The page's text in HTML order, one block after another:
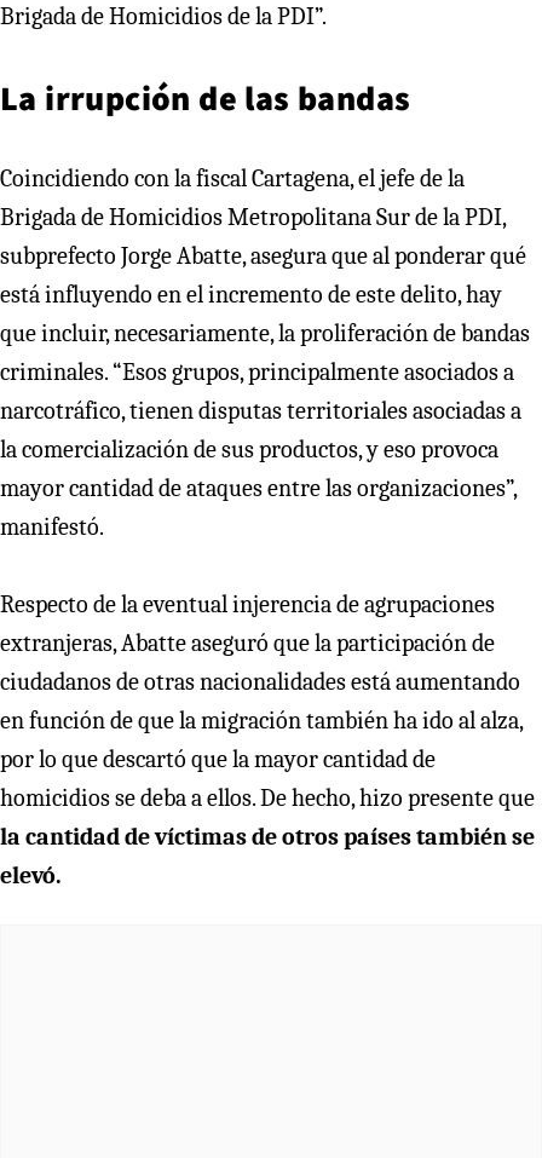
Brigada de Homicidios de la PDI”.
La irrupción de las bandas
Coincidiendo con la fiscal Cartagena, el jefe de la
Brigada de Homicidios Metropolitana Sur de la PDI,
subprefecto Jorge Abatte, asegura que al ponderar qué
está influyendo en el incremento de este delito, hay
que incluir, necesariamente, la proliferación de bandas
criminales. “Esos grupos, principalmente asociados a
narcotráfico, tienen disputas territoriales asociadas a
la comercialización de sus productos, y eso provoca
mayor cantidad de ataques entre las organizaciones”,
manifestó.
Respecto de la eventual injerencia de agrupaciones
extranjeras, Abatte aseguró que la participación de
ciudadanos de otras nacionalidades está aumentando
en función de que la migración también ha ido al alza,
por lo que descartó que la mayor cantidad de
homicidios se deba a ellos. De hecho, hizo presente que
la cantidad de víctimas de otros países también se
elevó.